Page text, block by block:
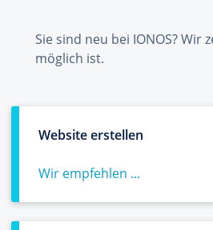
Sie sind neu bei IONOS? Wir
möglich ist.
Website erstellen
Wir empfehlen ...